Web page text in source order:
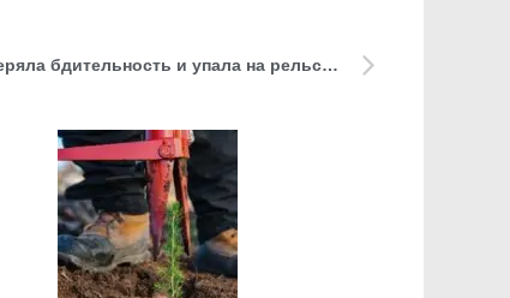
Женщина с ребенком на руках потеряла бдительность и упала на рельсы в московском метро